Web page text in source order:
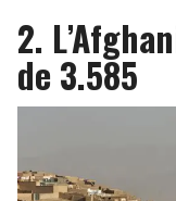
2.
de 3.585